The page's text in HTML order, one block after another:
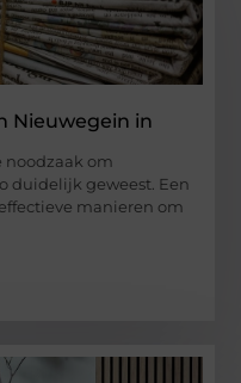
Nieuwegein in
noodzaak om
duidelijk geweest. Een
manieren om